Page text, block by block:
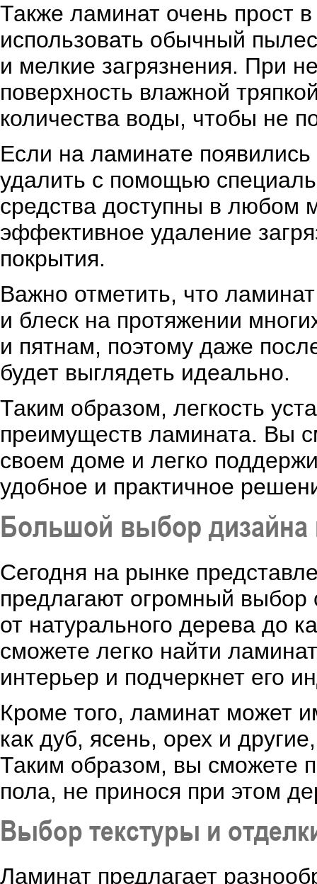
Также ламинат очень прост
использовать обычный
и мелкие загрязнения. При
поверхность влажной
количества воды, чтобы не
Если на ламинате
удалить с помощью
средства доступны в любом
эффективное удаление
покрытия.
Важно отметить, что
и блеск на протяжении
и пятнам, поэтому даже
будет выглядеть идеально.
Таким образом, легкость
преимуществ ламината. Вы
своем доме и легко
удобное и практичное
Большой выбор дизайна
Сегодня на рынке
предлагают огромный выбор
от натурального дерева до
сможете легко найти
интерьер и подчеркнет его
Кроме того, ламинат может
как дуб, ясень, орех и
Таким образом, вы сможете
пола, не принося при этом
Выбор текстуры и
Ламинат предлагает